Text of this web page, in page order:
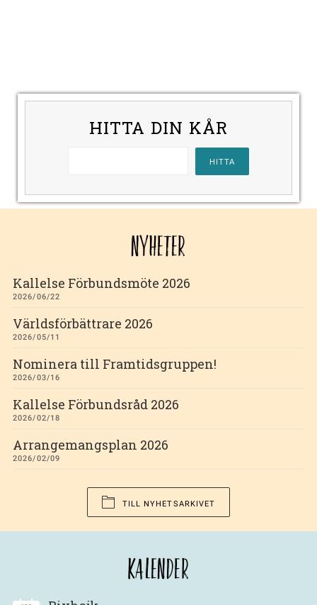
HITTA DIN KÅR
NYHETER
Kallelse Förbundsmöte 2026
2026/06/22
Världsförbättrare 2026
2026/05/11
Nominera till Framtidsgruppen!
2026/03/16
Kallelse Förbundsråd 2026
2026/02/18
Arrangemangsplan 2026
2026/02/09
TILL NYHETSARKIVET
KALENDER